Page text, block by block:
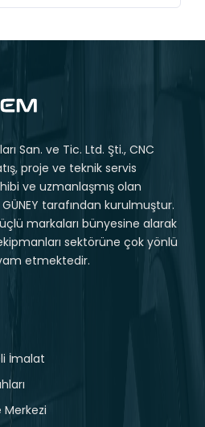
San. ve Tic. Ltd. Şti., CNC
proje ve teknik servis
ve uzmanlaşmış olan
tarafından kurulmuştur.
markaları bünyesine alarak
sektörüne çok yönlü
etmektedir.
İmalat
Merkezi